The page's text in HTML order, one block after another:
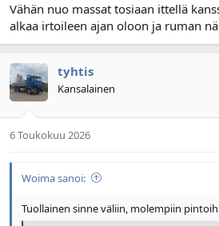
Vähän nuo massat tosiaan ittellä
alkaa irtoileen ajan oloon ja ruman
tyhtis
Kansalainen
6 Toukokuu 2026
Woima sanoi:
Tuollainen sinne väliin, molempiin